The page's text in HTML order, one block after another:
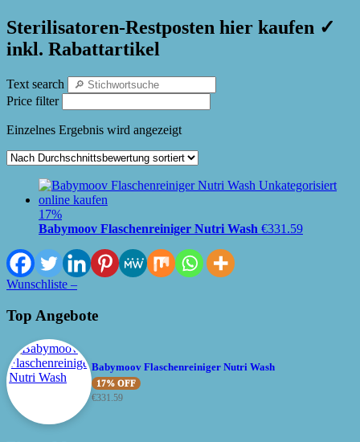
Sterilisatoren-Restposten hier kaufen ✓
inkl. Rabattartikel
Text search
Price filter
Einzelnes Ergebnis wird angezeigt
17%
Babymoov Flaschenreiniger Nutri Wash €331.59
Wunschliste –
Top Angebote
Babymoov Flaschenreiniger Nutri Wash
17% OFF
€331.59